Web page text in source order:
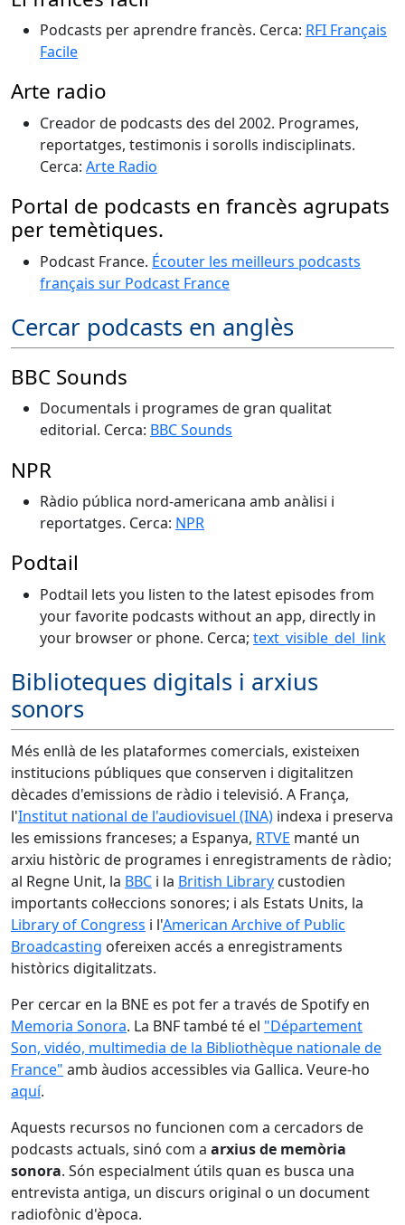
Podcasts per aprendre francès. Cerca: RFI Français
Facile
Arte radio
Creador de podcasts des del 2002. Programes,
reportatges, testimonis i sorolls indisciplinats.
Cerca: Arte Radio
Portal de podcasts en francès agrupats
per temètiques.
Podcast France. Écouter les meilleurs podcasts
français sur Podcast France
Cercar podcasts en anglès
BBC Sounds
Documentals i programes de gran qualitat
editorial. Cerca: BBC Sounds
NPR
Ràdio pública nord-americana amb anàlisi i
reportatges. Cerca: NPR
Podtail
Podtail lets you listen to the latest episodes from
your favorite podcasts without an app, directly in
your browser or phone. Cerca; text_visible_del_link
Biblioteques digitals i arxius
sonors
Més enllà de les plataformes comercials, existeixen
institucions públiques que conserven i digitalitzen
dècades d'emissions de ràdio i televisió. A França,
l'Institut national de l'audiovisuel (INA) indexa i preserva
les emissions franceses; a Espanya, RTVE manté un
arxiu històric de programes i enregistraments de ràdio;
al Regne Unit, la BBC i la British Library custodien
importants col·leccions sonores; i als Estats Units, la
Library of Congress i l'American Archive of Public
Broadcasting ofereixen accés a enregistraments
històrics digitalitzats.
Per cercar en la BNE es pot fer a través de Spotify en
Memoria Sonora. La BNF també té el "Département
Son, vidéo, multimedia de la Bibliothèque nationale de
France" amb àudios accessibles via Gallica. Veure-ho
aquí.
Aquests recursos no funcionen com a cercadors de
podcasts actuals, sinó com a arxius de memòria
sonora. Són especialment útils quan es busca una
entrevista antiga, un discurs original o un document
radiofònic d'època.